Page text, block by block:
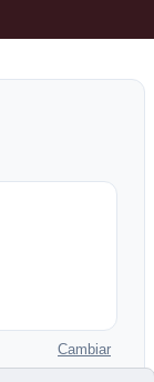
Cambiar